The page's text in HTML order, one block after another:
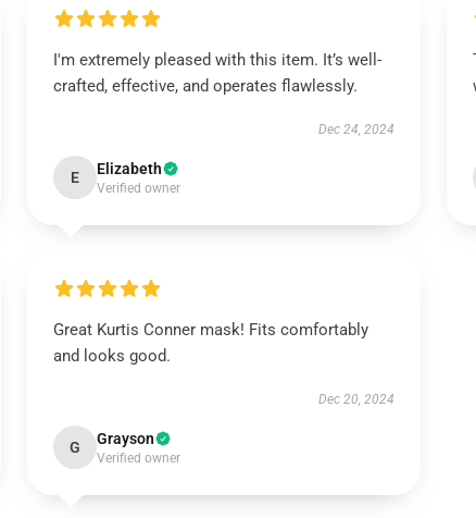
I'm extremely pleased with this item. It’s well-
crafted, effective, and operates flawlessly.
Dec 24, 2024
E Elizabeth
Verified owner
Great Kurtis Conner mask! Fits comfortably
and looks good.
Dec 20, 2024
G Grayson
Verified owner